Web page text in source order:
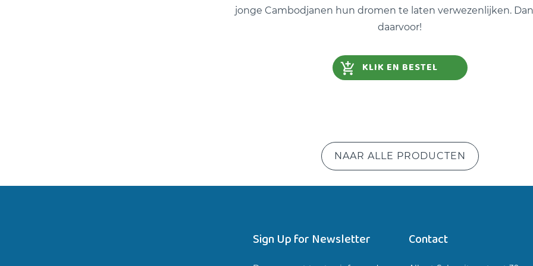
jonge Cambodjanen hun dromen te laten verwezenlijken.
daarvoor!
KLIK EN BESTEL
NAAR ALLE PRODUCTEN
Sign Up for Newsletter Contact